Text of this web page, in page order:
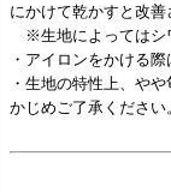
にかけて乾かすと改善
※生地によってはシ
・アイロンをかける
・生地の特性上、や
かじめご了承ください